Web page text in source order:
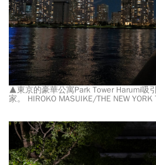
▲東京的豪華公寓Park Tower Harumi吸
家。 HIROKO MASUIKE/THE NEW YORK